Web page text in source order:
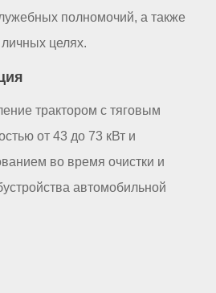
полномочий, а также
целях.
трактором с тяговым
от 43 до 73 кВт и
во время очистки и
автомобильной